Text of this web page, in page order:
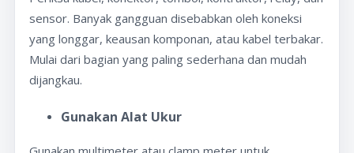
sensor. Banyak gangguan disebabkan oleh koneksi
yang longgar, keausan komponan, atau kabel terbakar.
Mulai dari bagian yang paling sederhana dan mudah
dijangkau.
Gunakan Alat Ukur